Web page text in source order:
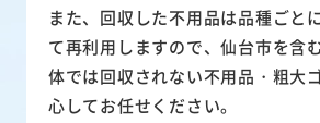
また、 回収した不用品は品種ごと
て再利用 しますので、仙台市を含
体では回収されない不用品・粗大
心してお任せください。